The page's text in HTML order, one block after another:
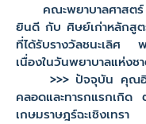
คณะพยาบาลศาสตร์
ยินดี กับ ศิษย์เก่าหลักสู
ที่ได้รับรางวัลชนะเลิศ
เนื่องในวันพยาบาลแห่งช
>>> ปัจจุบัน คุณอิน
คลอดและทารกแรกเกิด
เกษมราษฎร์ฉะเชิงเทรา